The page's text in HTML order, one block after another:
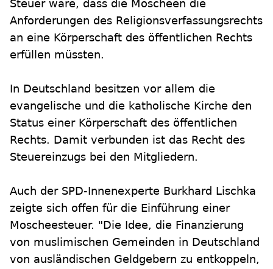
Steuer wäre, dass die Moscheen die
Anforderungen des Religionsverfassungsrechts
an eine Körperschaft des öffentlichen Rechts
erfüllen müssten.
In Deutschland besitzen vor allem die
evangelische und die katholische Kirche den
Status einer Körperschaft des öffentlichen
Rechts. Damit verbunden ist das Recht des
Steuereinzugs bei den Mitgliedern.
Auch der SPD-Innenexperte Burkhard Lischka
zeigte sich offen für die Einführung einer
Moscheesteuer. "Die Idee, die Finanzierung
von muslimischen Gemeinden in Deutschland
von ausländischen Geldgebern zu entkoppeln,